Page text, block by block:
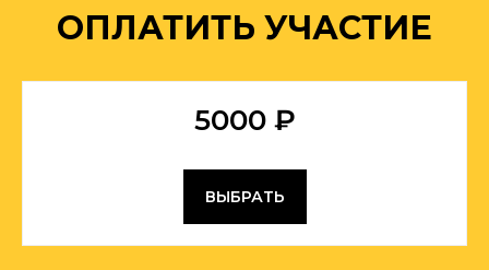
ОПЛАТИТЬ УЧАСТИЕ
5000 ₽
ВЫБРАТЬ